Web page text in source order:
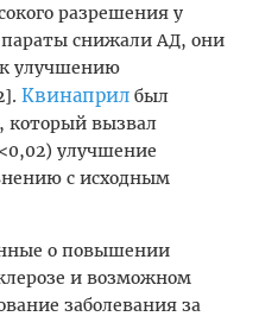
разрешения у
снижали АД, они
к улучшению
Квинаприл был
который вызвал
улучшение
с исходным
о повышении
и возможном
заболевания за